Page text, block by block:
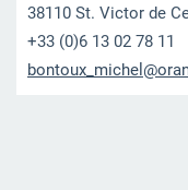
38110 St. Victor de
+33 (0)6 13 02 78 11
bontoux_ michel@o